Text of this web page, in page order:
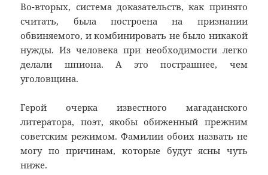
Во-вторых, система доказательств, как принято
считать, была построена на признании
обвиняемого, и комбинировать не было никакой
нужды. Из человека при необходимости легко
делали шпиона. А это пострашнее, чем
уголовщина.
Герой очерка известного магаданского
литератора, поэт, якобы обиженный прежним
советским режимом. Фамилии обоих назвать не
могу по причинам, которые будут ясны чуть
ниже.